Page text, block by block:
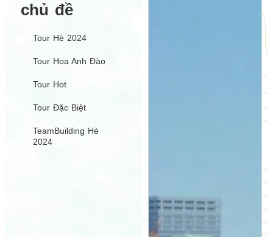
chủ đề
Tour Hè 2024
Tour Hoa Anh Đào
Tour Hot
Tour Đặc Biệt
TeamBuilding Hè
2024